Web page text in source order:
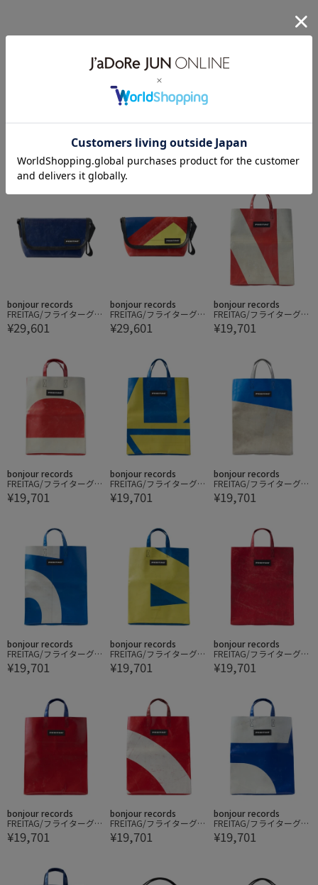
FREITAG/フライターグ H
AWAII FIVE-0
¥29,601
FREITAG/フライターグ H
AWAII FIVE-0
¥29,601
FREITAG/フライターグ H
AWAII FIVE-0
¥29,601
bonjour records
FREITAG/フライターグ H
AWAII FIVE-0
¥29,601
bonjour records
FREITAG/フライターグ H
AWAII FIVE-0
¥29,601
bonjour records
FREITAG/フライターグ M
IAMI VICE
¥19,701
bonjour records
FREITAG/フライターグ M
IAMI VICE
¥19,701
bonjour records
FREITAG/フライターグ M
IAMI VICE
¥19,701
bonjour records
FREITAG/フライターグ M
IAMI VICE
¥19,701
bonjour records
FREITAG/フライターグ M
IAMI VICE
¥19,701
bonjour records
FREITAG/フライターグ M
IAMI VICE
¥19,701
bonjour records
FREITAG/フライターグ M
IAMI VICE
¥19,701
bonjour records
FREITAG/フライターグ M
IAMI VICE
¥19,701
bonjour records
FREITAG/フライターグ M
IAMI VICE
¥19,701
bonjour records
FREITAG/フライターグ M
IAMI VICE
¥19,701